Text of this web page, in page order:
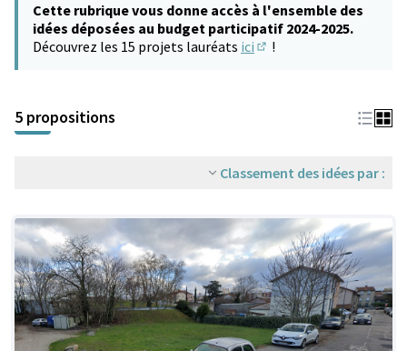
Cette rubrique vous donne accès à l'ensemble des
idées déposées au budget participatif 2024-2025.
Découvrez les 15 projets lauréats ici !
5 propositions
Classement des idées par :